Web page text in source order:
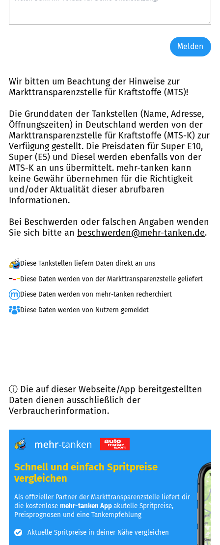
Melden
Wir bitten um Beachtung der Hinweise zur
Markttransparenzstelle für Kraftstoffe (MTS)!
Die Grunddaten der Tankstellen (Name, Adresse,
Öffnungszeiten) in Deutschland werden von der
Markttransparenzstelle für Kraftstoffe (MTS-K) zur
Verfügung gestellt. Die Preisdaten für Super E10,
Super (E5) und Diesel werden ebenfalls von der
MTS-K an uns übermittelt. mehr-tanken kann
keine Gewähr übernehmen für die Richtigkeit
und/oder Aktualität dieser abrufbaren
Informationen.
Bei Beschwerden oder falschen Angaben wenden
Sie sich bitte an beschwerden@mehr-tanken.de.
Diese Tankstellen liefern Daten direkt an uns
Diese Daten werden von der Markttransparenzstelle geliefert
Diese Daten werden von mehr-tanken recherchiert
Diese Daten werden von Nutzern gemeldet
ⓘ Die auf dieser Webseite/App bereitgestellten
Daten dienen ausschließlich der
Verbraucherinformation.
Schnell und einfach Spritpreise
vergleichen
Als offizieller Partner der Markttransparenzstelle liefert dir
die kostenlosemehr-tanken Appakutelle Spritpreise,
Preisprognosen und eine Tankempfehlung
Aktuelle Spritpreise in deiner Nähe vergleichen